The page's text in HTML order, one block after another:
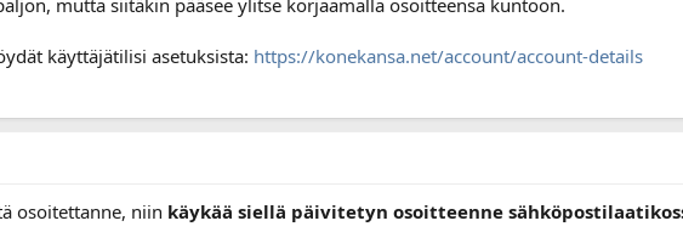
mutta siitäkin pääsee ylitse korjaamalla osoitteensa kuntoon.
käyttäjätilisi asetuksista: https://konekansa.net/account/account-details
osoitettanne, niin käykää siellä päivitetyn osoitteenne